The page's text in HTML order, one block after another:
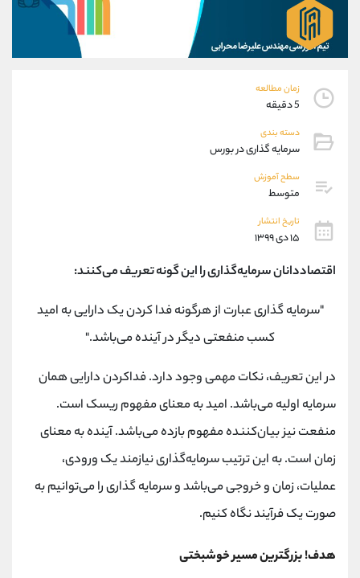
زمان مطالعه
5 دقیقه
دسته بندی
سرمایه گذاری در بورس
سطح آموزش
متوسط
تاریخ انتشار
۱۵ دی ۱۳۹۹
اقتصاددانان سرمایه‌گذاری را این گونه تعریف می‌کنند:
"سرمایه گذاری عبارت از هرگونه فدا کردن یک دارایی به امید
کسب منفعتی دیگر در آینده می‌باشد."
در این تعریف، نکات مهمی وجود دارد. فداکردن دارایی همان
سرمایه اولیه می‌باشد. امید به معنای مفهوم ریسک است.
منفعت نیز بیان‌کننده مفهوم بازده می‌باشد. آینده به معنای
زمان است. به این ترتیب سرمایه‌گذاری نیازمند یک ورودی،
عملیات، زمان و خروجی می‌باشد و سرمایه گذاری را می‌توانیم به
صورت یک فرآیند نگاه کنیم.
هدف! بزرگترین مسیر خوشبختی
09927779040
واتساپ شروع گفتگو
تلگرام @Armteam_admin_por
پشتیبان فروش
موبایل
واتساپ
داخلی
اطلاعات تماس (دفتر فروش)
تلفن 021-22021030
بدون پیش شماره 90001030
@alirezamehrabi_com